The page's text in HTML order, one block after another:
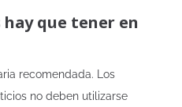
hay que tener en
recomendada. Los
no deben utilizarse